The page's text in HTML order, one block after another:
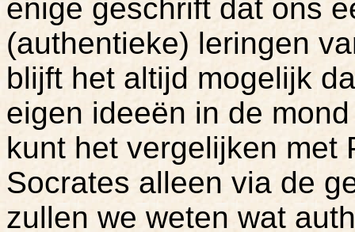
enige geschrift dat ons
(authentieke) leringen
blijft het altijd mogelijk
eigen ideeën in de
kunt het vergelijken met
Socrates alleen via de
zullen we weten wat